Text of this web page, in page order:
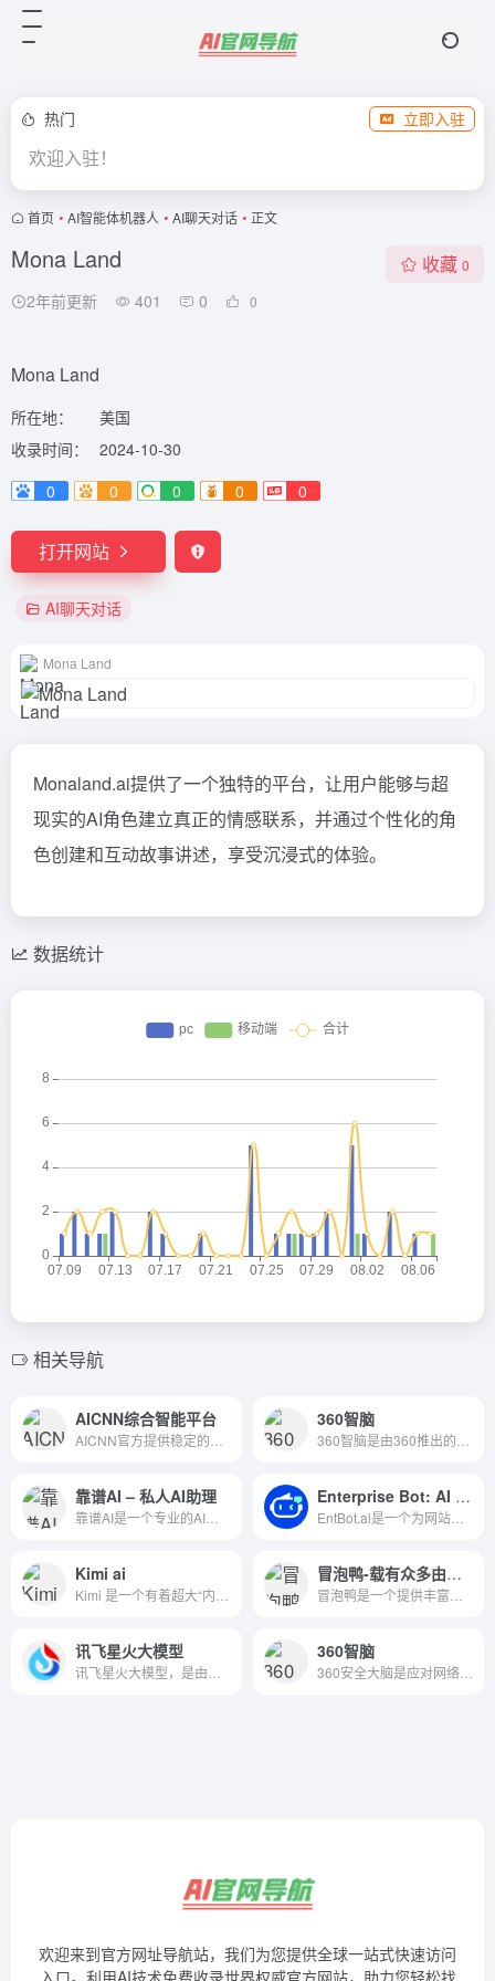
热门 立即入驻
欢迎入驻！
首页 • AI智能体机器人 • AI聊天对话 • 正文
Mona Land
2年前更新 401 0 0
收藏 0
Mona Land
所在地：
美国
收录时间：
2024-10-30
0
0 0 0 0
打开网站
AI聊天对话
Mona Land
Monaland.ai提供了一个独特的平台，让用户能够与超
现实的AI角色建立真正的情感联系，并通过个性化的角
色创建和互动故事讲述，享受沉浸式的体验。
数据统计
相关导航
AICNN综合智能平台 360智脑
靠谱AI – 私人AI助理 Enterprise Bot: AI Chatbot For Website
Kimi ai 冒泡鸭-载有众多由大模型技术驱动的智能对话实体的平台
讯飞星火大模型 360智脑
欢迎来到官方网址导航站，我们为您提供全球一站式快速访问
入口。利用AI技术免费收录世界权威官方网站，助力您轻松找